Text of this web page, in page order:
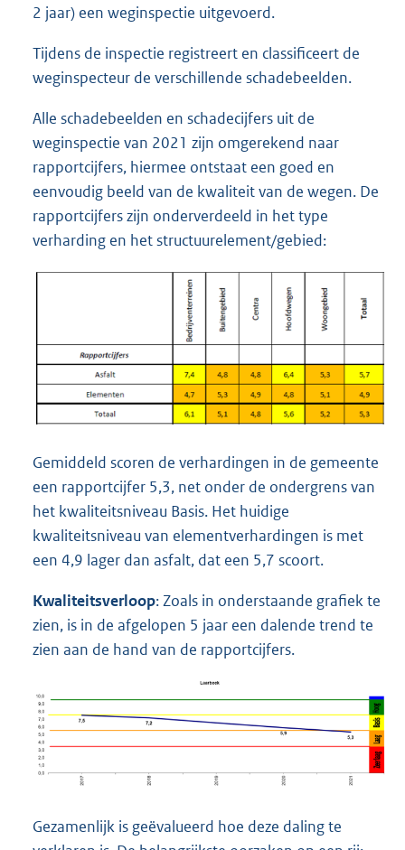
2 jaar) een weginspectie uitgevoerd.
Tijdens de inspectie registreert en classificeert de
weginspecteur de verschillende schadebeelden.
Alle schadebeelden en schadecijfers uit de
weginspectie van 2021 zijn omgerekend naar
rapportcijfers, hiermee ontstaat een goed en
eenvoudig beeld van de kwaliteit van de wegen. De
rapportcijfers zijn onderverdeeld in het type
verharding en het structuurelement/gebied:
Gemiddeld scoren de verhardingen in de gemeente
een rapportcijfer 5,3, net onder de ondergrens van
het kwaliteitsniveau Basis. Het huidige
kwaliteitsniveau van elementverhardingen is met
een 4,9 lager dan asfalt, dat een 5,7 scoort.
Kwaliteitsverloop: Zoals in onderstaande grafiek te
zien, is in de afgelopen 5 jaar een dalende trend te
zien aan de hand van de rapportcijfers.
Gezamenlijk is geëvalueerd hoe deze daling te